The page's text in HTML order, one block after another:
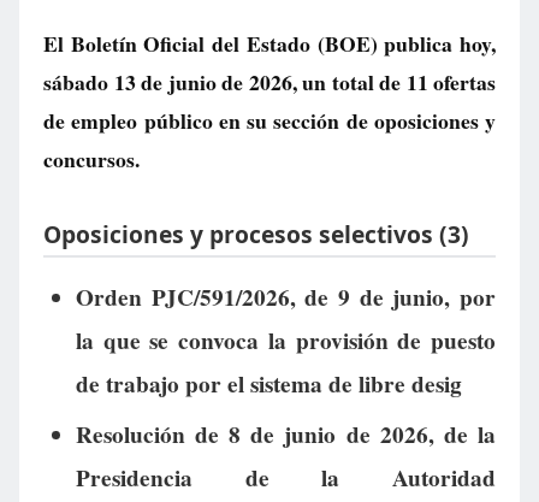
El Boletín Oficial del Estado (BOE) publica hoy,
sábado 13 de junio de 2026, un total de 11 ofertas
de empleo públicoen su sección de oposiciones y
concursos.
Oposiciones y procesos selectivos (3)
Orden PJC/591/2026, de 9 de junio, por
la que se convoca la provisión de puesto
de trabajo por el sistema de libre desig
Resolución de 8 de junio de 2026, de la
Presidencia de la Autoridad